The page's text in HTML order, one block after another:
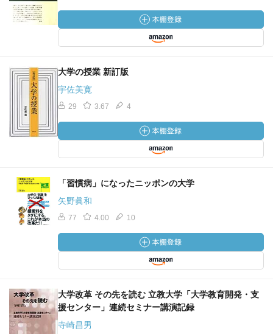
大学の授業 新訂版
宇佐美寛
29 3.67 4
「習慣病」になったニッポンの大学
矢野眞和
77 4.00 10
大学改革 その先を読む 立教大学「大学教育開発・支
援センター」連続セミナー講演記録
寺崎昌男